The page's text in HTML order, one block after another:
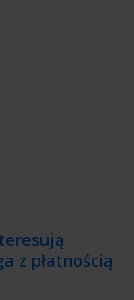
z płatnością